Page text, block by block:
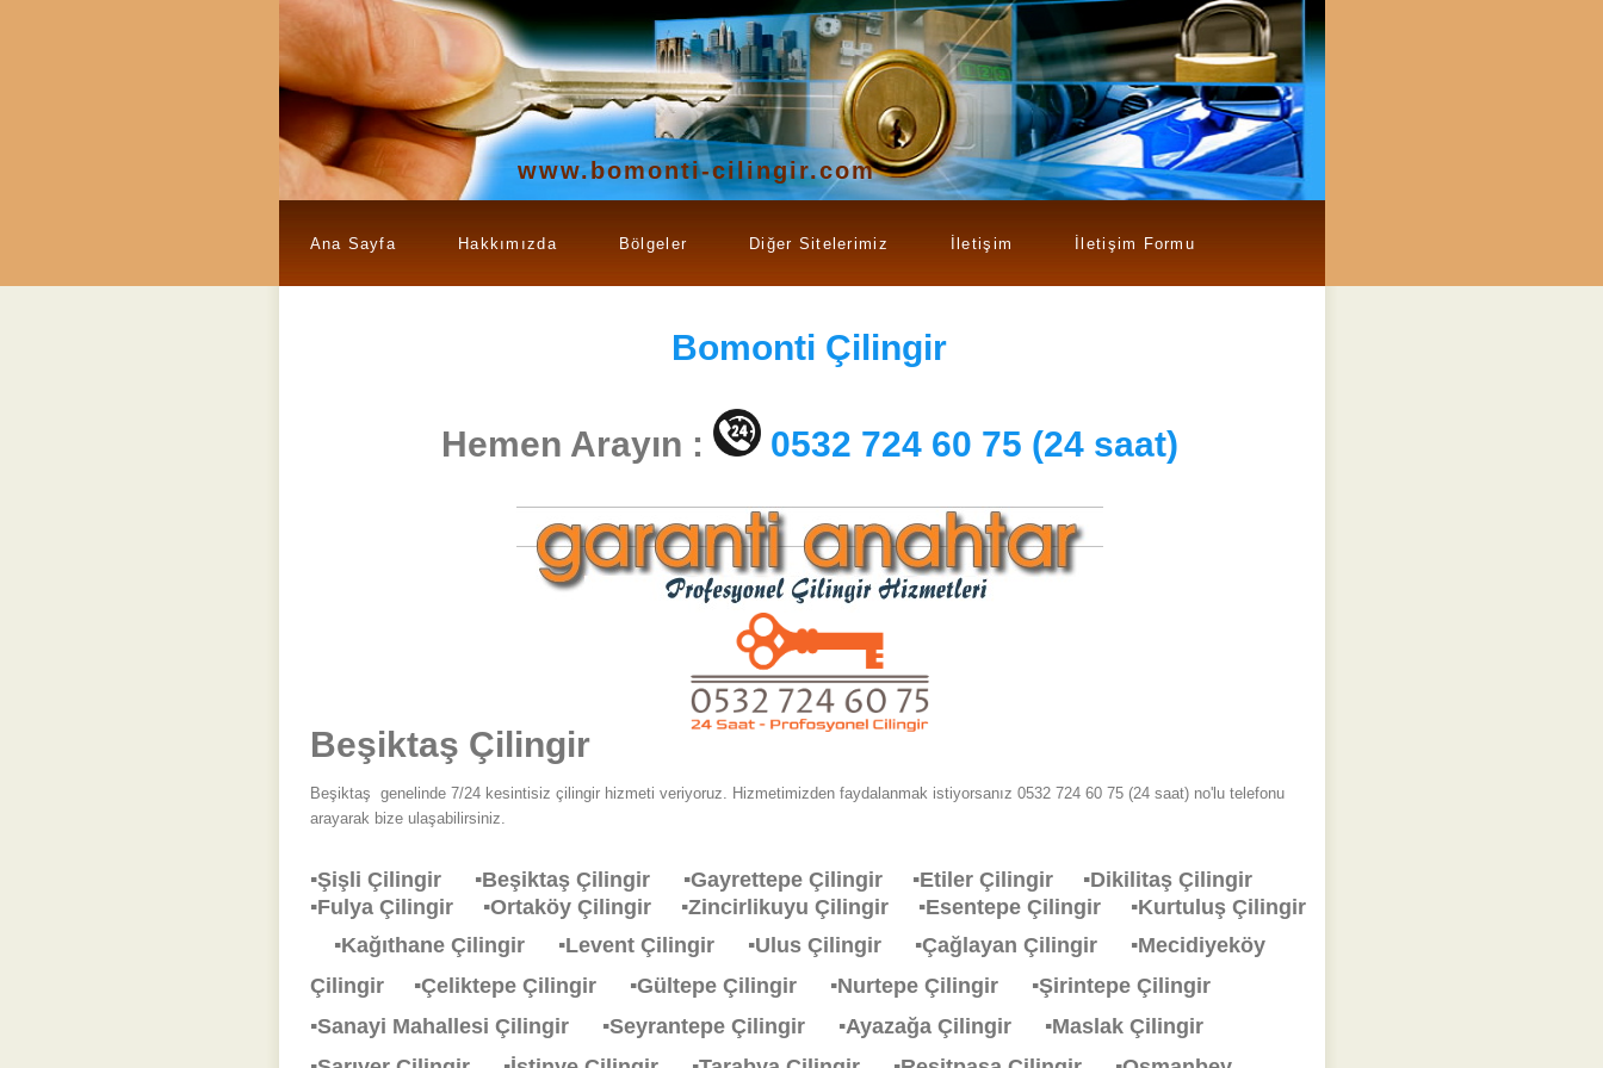
www.bomonti-cilingir.com
Ana Sayfa Hakkımızda Bölgeler Diğer Sitelerimiz İletişim İletişim Formu
Bomonti Çilingir
Hemen Arayın : 0532 724 60 75 (24 saat)
Beşiktaş Çilingir
Beşiktaş genelinde 7/24 kesintisiz çilingir hizmeti veriyoruz. Hizmetimizden faydalanmak istiyorsanız 0532 724 60 75 (24 saat) no'lu telefonu
arayarak bize ulaşabilirsiniz.
▪Şişli Çilingir ▪Beşiktaş Çilingir ▪Gayrettepe Çilingir ▪Etiler Çilingir ▪Dikilitaş Çilingir
▪Fulya Çilingir ▪Ortaköy Çilingir ▪Zincirlikuyu Çilingir ▪Esentepe Çilingir ▪Kurtuluş Çilingir
▪Kağıthane Çilingir
▪Levent Çilingir ▪Ulus Çilingir ▪Çağlayan Çilingir
▪Mecidiyeköy
Çilingir ▪Çeliktepe Çilingir ▪Gültepe Çilingir ▪Nurtepe Çilingir
▪Şirintepe Çilingir
▪Sanayi Mahallesi Çilingir
▪Seyrantepe Çilingir ▪Ayazağa Çilingir
▪Maslak Çilingir